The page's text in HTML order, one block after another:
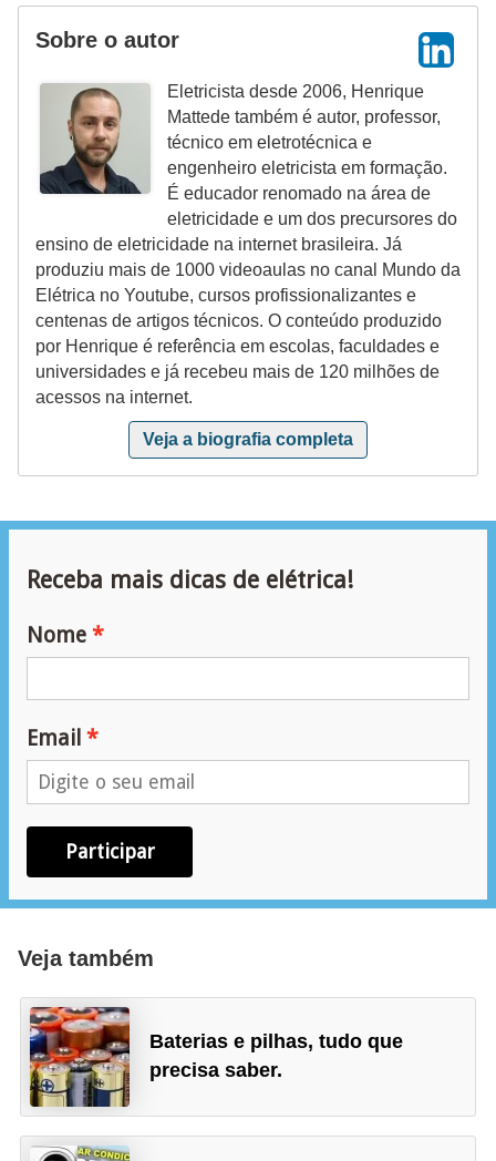
Sobre o autor
Eletricista desde 2006, Henrique
Mattede também é autor, professor,
técnico em eletrotécnica e
engenheiro eletricista em formação.
É educador renomado na área de
eletricidade e um dos precursores do
ensino de eletricidade na internet brasileira. Já
produziu mais de 1000 videoaulas no canal Mundo da
Elétrica no Youtube, cursos profissionalizantes e
centenas de artigos técnicos. O conteúdo produzido
por Henrique é referência em escolas, faculdades e
universidades e já recebeu mais de 120 milhões de
acessos na internet.
Veja a biografia completa
Receba mais dicas de elétrica!
Nome
Email
Participar
Veja também
Baterias e pilhas, tudo que
precisa saber.
e
l
e
i
i
d
a
d
e